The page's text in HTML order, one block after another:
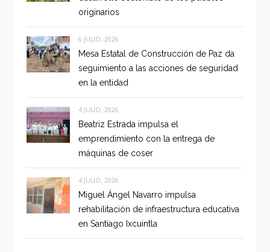
originarios
6 JULIO, 2026
Mesa Estatal de Construcción de Paz da
seguimiento a las acciones de seguridad
en la entidad
4 JULIO, 2026
Beatriz Estrada impulsa el
emprendimiento con la entrega de
máquinas de coser
4 JULIO, 2026
Miguel Ángel Navarro impulsa
rehabilitación de infraestructura educativa
en Santiago Ixcuintla